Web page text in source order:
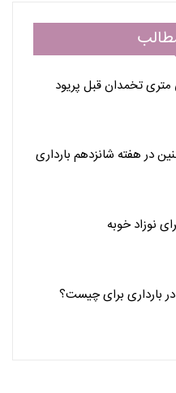
در هفته شانزدهم بارداری
نوزاد خوبه
بارداری برای چیست؟